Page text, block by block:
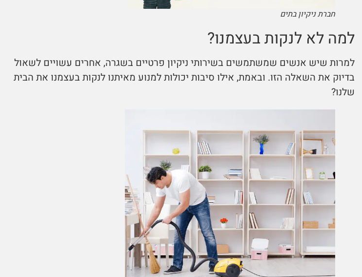
חברת ניקיון בתים
למה לא לנקות בעצמנו?
למרות שיש אנשים שמשתמשים בשירותי ניקיון פרטיים בשגרה, אחרים עשויים לשאול
בדיוק את השאלה הזו. ובאמת, אילו סיבות יכולות למנוע מאיתנו לנקות בעצמנו את הבית
שלנו?